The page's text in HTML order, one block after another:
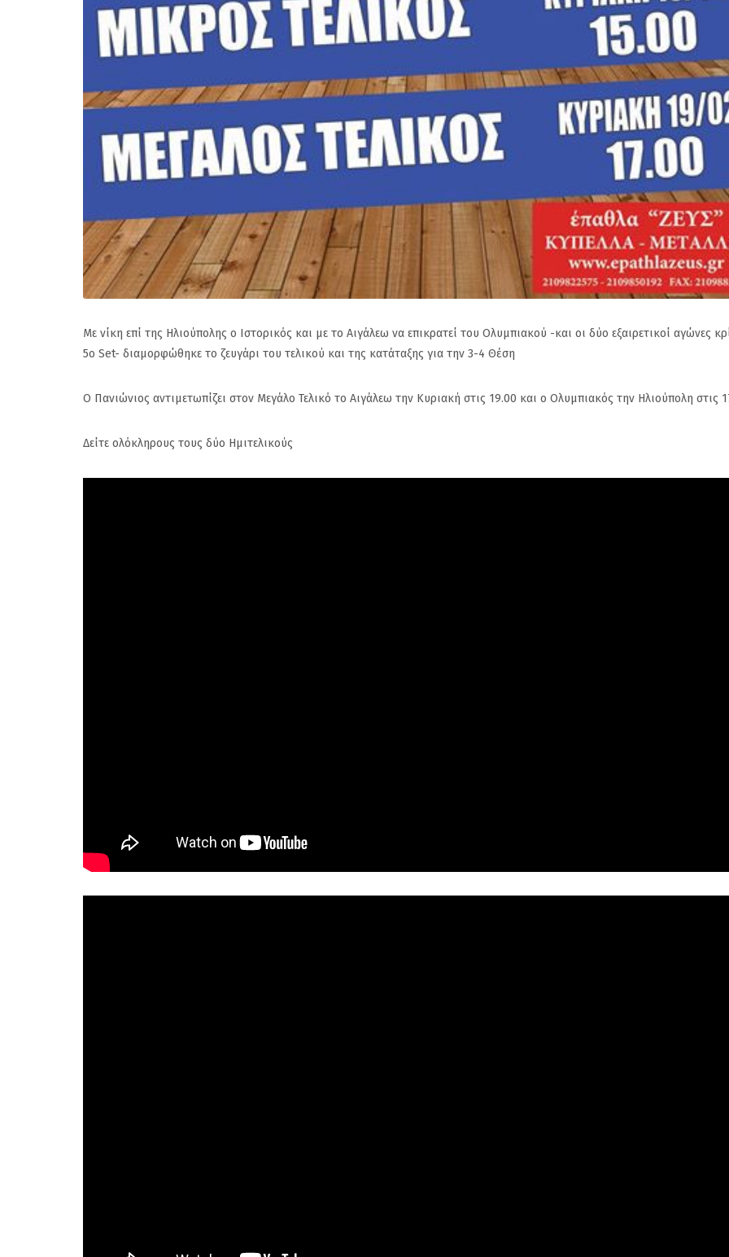
Με νίκη επί της Ηλιούπολης ο Ιστορικός και με το Αιγάλεω να επικρατεί του Ολυμπιακού -και οι δύο εξαιρετικοί αγώνες
5ο Set- διαμορφώθηκε το ζευγάρι του τελικού και της κατάταξης για την 3-4 Θέση
Ο Πανιώνιος αντιμετωπίζει στον Μεγάλο Τελικό το Αιγάλεω την Κυριακή στις 19.00 και ο Ολυμπιακός την Ηλιούπολη στις
Δείτε ολόκληρους τους δύο Ημιτελικούς
(Gallop) Νέα Σμύρνη.
Στην 60ή θέση : Ευτυχώς
που υπάρχουν και οι
αφήγημα...
Ζηκόπουλος: Ζητάμε την
άμεση παραίτησή του
Γιάννη Χατζηθεοδοσίου
από την Προεδρία του
Επιμελητηρίου
(Gallop) Νέα
Στην 60ή θέση
που
Δημότες που